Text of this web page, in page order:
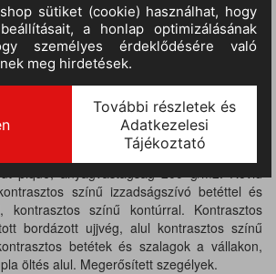
piqué, anyagvastagság 200 g/m2. Rövid
színű izzadságszívó betéttel és
kontrasztos színű kontúrral. Kontrasztos
bordázott ujjvég, alul kontrasztos színű
betétek és szalagok a vállakon,
öltés alul. Megerősített szegélyek.